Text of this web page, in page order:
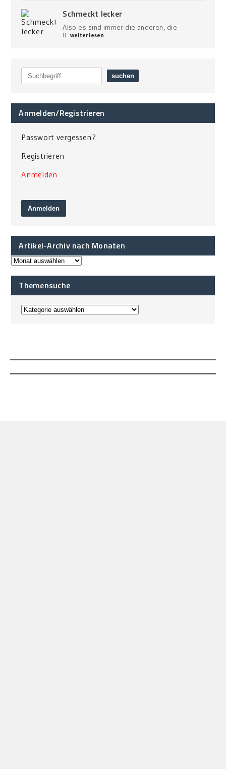
Schmeckt lecker
Also es sind immer die anderen, die
weiterlesen
Anmelden/Registrieren
Passwort vergessen?
Registrieren
Anmelden
Artikel-Archiv nach Monaten
Themensuche